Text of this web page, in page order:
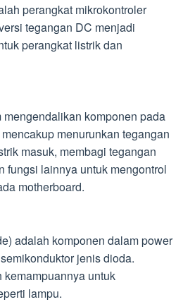
perangkat mikrokontroler
tegangan DC menjadi
perangkat listrik dan
komponen pada
menurunkan tegangan
masuk, membagi tegangan
fungsi lainnya untuk mengontrol
motherboard.
adalah komponen dalam power
jenis dioda.
untuk
lampu.